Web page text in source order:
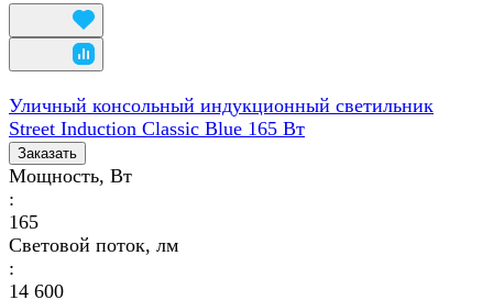
Уличный консольный индукционный светильник
Street Induction Classic Blue 165 Вт
Заказать
Мощность, Вт
:
165
Световой поток, лм
:
14 600